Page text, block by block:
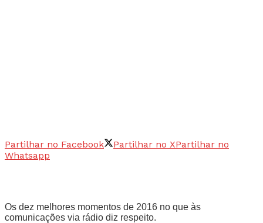
Partilhar no Facebook Partilhar no XPartilhar no
Whatsapp
Os dez melhores momentos de 2016 no que às
comunicações via rádio diz respeito.